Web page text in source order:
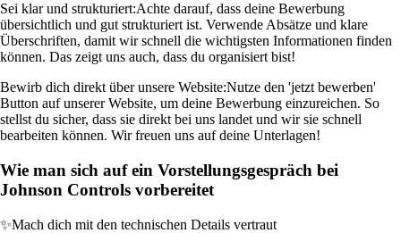
Sei klar und strukturiert:Achte darauf, dass deine Bewerbung
übersichtlich und gut strukturiert ist. Verwende Absätze und klare
Überschriften, damit wir schnell die wichtigsten Informationen finden
können. Das zeigt uns auch, dass du organisiert bist!
Bewirb dich direkt über unsere Website:Nutze den 'jetzt bewerben'
Button auf unserer Website, um deine Bewerbung einzureichen. So
stellst du sicher, dass sie direkt bei uns landet und wir sie schnell
bearbeiten können. Wir freuen uns auf deine Unterlagen!
Wie man sich auf ein Vorstellungsgespräch bei
Johnson Controls vorbereitet
✨Mach dich mit den technischen Details vertraut